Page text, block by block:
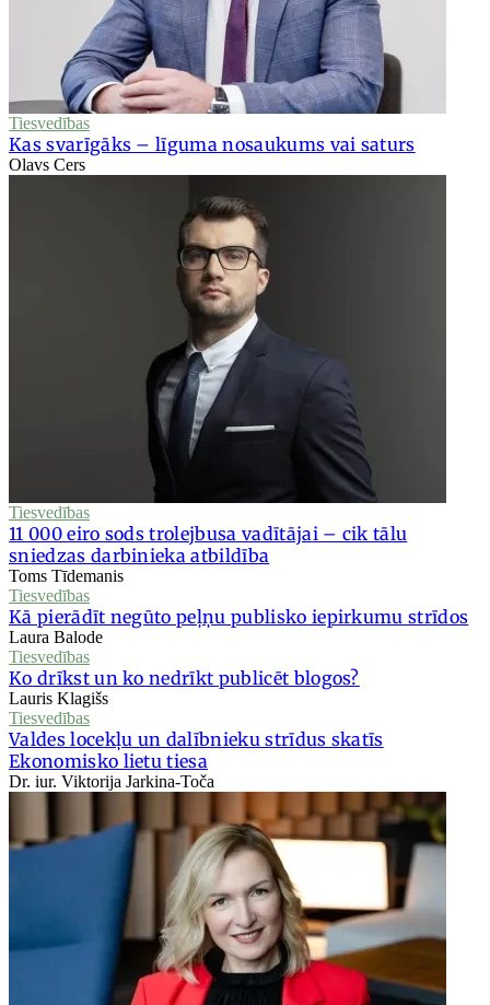
Tiesvedības
Kas svarīgāks – līguma nosaukums vai saturs
Olavs Cers
Tiesvedības
11 000 eiro sods trolejbusa vadītājai – cik tālu
sniedzas darbinieka atbildība
Toms Tīdemanis
Tiesvedības
Kā pierādīt negūto peļņu publisko iepirkumu strīdos
Laura Balode
Tiesvedības
Ko drīkst un ko nedrīkt publicēt blogos?
Lauris Klagišs
Tiesvedības
Valdes locekļu un dalībnieku strīdus skatīs
Ekonomisko lietu tiesa
Dr. iur. Viktorija Jarkina-Toča